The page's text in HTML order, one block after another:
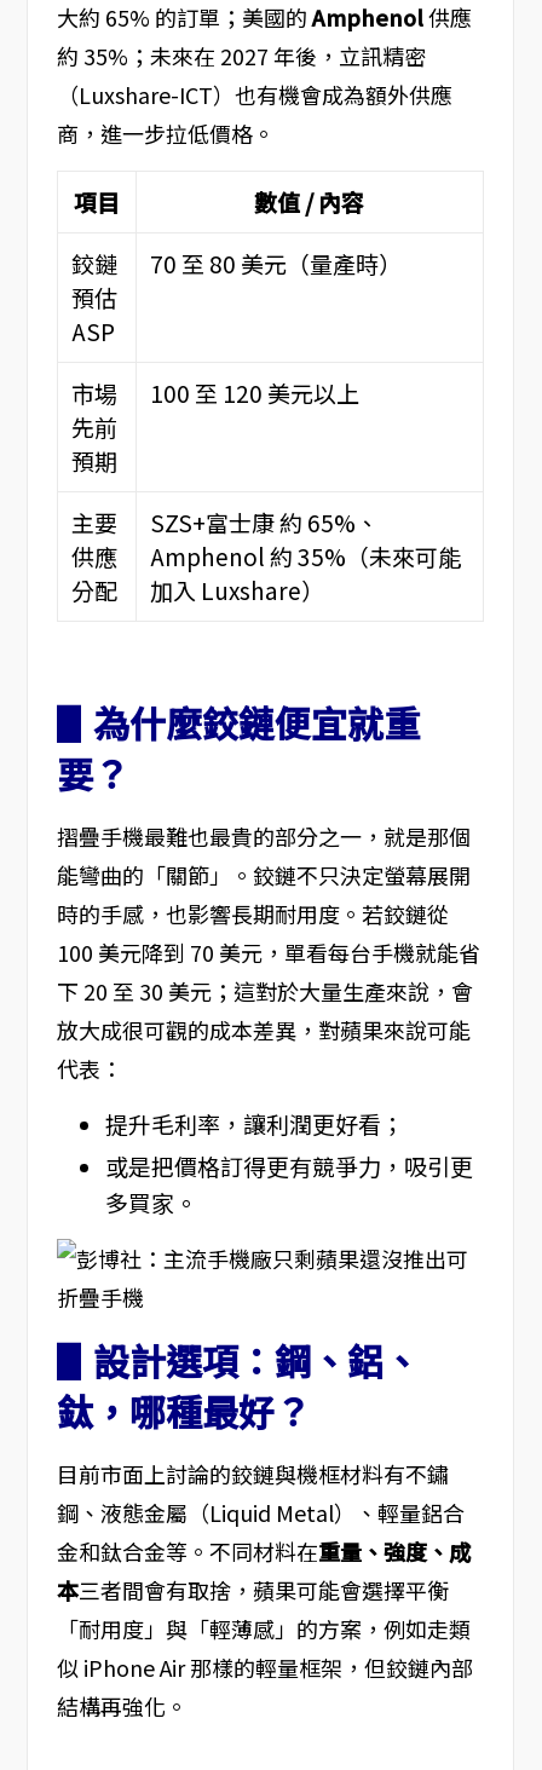
大約 65% 的訂單；美國的Amphenol供應
約 35%；未來在 2027 年後，立訊精密
（Luxshare-ICT）也有機會成為額外供應
商，進一步拉低價格。
項目
數值 / 內容
鉸鏈
預估
ASP
70 至 80 美元（量產時）
市場
先前
預期
100 至 120 美元以上
主要
供應
分配
SZS+富士康 約 65%、
Amphenol 約 35%（未來可能
加入 Luxshare）
▋為什麼鉸鏈便宜就重
要？
摺疊手機最難也最貴的部分之一，就是那個
能彎曲的「關節」。鉸鏈不只決定螢幕展開
時的手感，也影響長期耐用度。若鉸鏈從
100 美元降到 70 美元，單看每台手機就能省
下 20 至 30 美元；這對於大量生產來說，會
放大成很可觀的成本差異，對蘋果來說可能
代表：
提升毛利率，讓利潤更好看；
或是把價格訂得更有競爭力，吸引更
多買家。
▋設計選項：鋼、鋁、
鈦，哪種最好？
目前市面上討論的鉸鏈與機框材料有不鏽
鋼、液態金屬（Liquid Metal）、輕量鋁合
金和鈦合金等。不同材料在重量、強度、成
本三者間會有取捨，蘋果可能會選擇平衡
「耐用度」與「輕薄感」的方案，例如走類
似 iPhone Air 那樣的輕量框架，但鉸鏈內部
結構再強化。